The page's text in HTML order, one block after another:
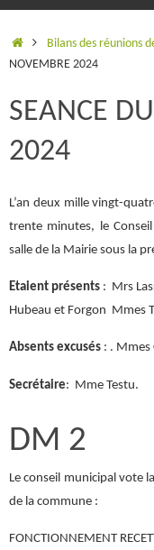
AccueilBilans des réunions
NOVEMBRE 2024
SEANCE
2024
L’an deux mille vingt-
trente minutes, le
salle de la Mairie sous la
Etaient présents : Mrs
Hubeau et Forgon Mmes
Absents excusés : . Mmes
Secrétaire: Mme Testu.
DM 2
Le conseil municipal vote
de la commune :
FONCTIONNEMENT